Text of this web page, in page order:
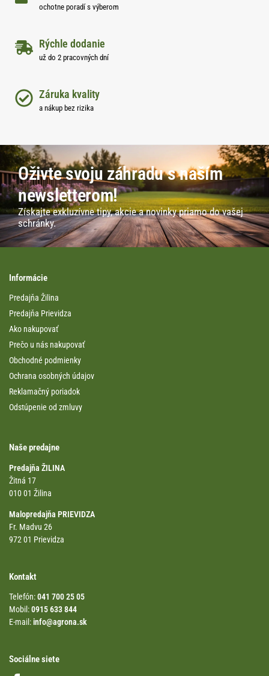
ochotne poradí s výberom
Rýchle dodanie
už do 2 pracovných dní
Záruka kvality
a nákup bez rizika
Oživte svoju záhradu s naším
newsletterom!
Získajte exkluzívne tipy, akcie a novinky priamo do vašej
schránky.
Informácie
Predajňa Žilina
Predajňa Prievidza
Ako nakupovať
Prečo u nás nakupovať
Obchodné podmienky
Ochrana osobných údajov
Reklamačný poriadok
Odstúpenie od zmluvy
Naše predajne
Predajňa ŽILINA
Žitná 17
010 01 Žilina
Malopredajňa PRIEVIDZA
Fr. Madvu 26
972 01 Prievidza
Kontakt
Telefón:041 700 25 05
Mobil:0915 633 844
E-mail:info@agrona.sk
Sociálne siete